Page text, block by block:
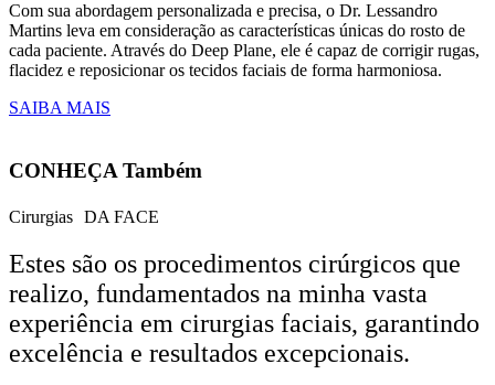
Com sua abordagem personalizada e precisa, o Dr. Lessandro
Martins leva em consideração as características únicas do rosto de
cada paciente. Através do Deep Plane, ele é capaz de corrigir rugas,
flacidez e reposicionar os tecidos faciais de forma harmoniosa.
SAIBA MAIS
CONHEÇA Também
Cirurgias DA FACE
Estes são os procedimentos cirúrgicos que
realizo, fundamentados na minha vasta
experiência em cirurgias faciais, garantindo
excelência e resultados excepcionais.